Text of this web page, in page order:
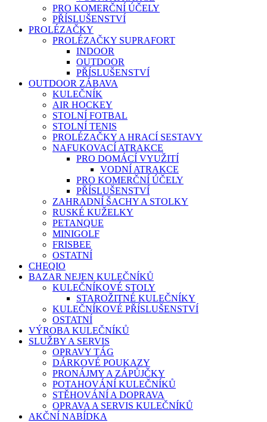
PRO KOMERČNÍ ÚČELY
PŘÍSLUŠENSTVÍ
PROLÉZAČKY
PROLÉZAČKY SUPRAFORT
INDOOR
OUTDOOR
PŘÍSLUŠENSTVÍ
OUTDOOR ZÁBAVA
KULEČNÍK
AIR HOCKEY
STOLNÍ FOTBAL
STOLNÍ TENIS
PROLÉZAČKY A HRACÍ SESTAVY
NAFUKOVACÍ ATRAKCE
PRO DOMÁCÍ VYUŽITÍ
VODNÍ ATRAKCE
PRO KOMERČNÍ ÚČELY
PŘÍSLUŠENSTVÍ
ZAHRADNÍ ŠACHY A STOLKY
RUSKÉ KUŽELKY
PETANQUE
MINIGOLF
FRISBEE
OSTATNÍ
CHEQIO
BAZAR NEJEN KULEČNÍKŮ
KULEČNÍKOVÉ STOLY
STAROŽITNÉ KULEČNÍKY
KULEČNÍKOVÉ PŘÍSLUŠENSTVÍ
OSTATNÍ
VÝROBA KULEČNÍKŮ
SLUŽBY A SERVIS
OPRAVY TÁG
DÁRKOVÉ POUKAZY
PRONÁJMY A ZÁPŮJČKY
POTAHOVÁNÍ KULEČNÍKŮ
STĚHOVÁNÍ A DOPRAVA
OPRAVA A SERVIS KULEČNÍKŮ
AKČNÍ NABÍDKA